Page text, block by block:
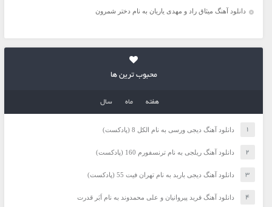
دانلود آهنگ میثاق راد و مهدی یاریان به نام دختر شمرون
محبوب ترین ها
هفته ماه سال
دانلود آهنگ دیجی ورسی به نام الکل 8 (پادکست)
دانلود آهنگ ریلجی به نام ترنسفورم 160 (پادکست)
دانلود آهنگ دیجی باربد به نام تهران فیت 55 (پادکست)
دانلود آهنگ فرید پیروانیان و علی محمدوند به نام اَبَر قدرت